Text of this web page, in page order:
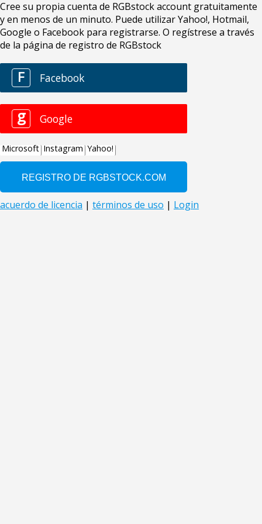
Cree su propia cuenta de RGBstock account gratuitamente
y en menos de un minuto. Puede utilizar Yahoo!, Hotmail,
Google o Facebook para registrarse. O regístrese a través
de la página de registro de RGBstock
F Facebook
g Google
Microsoft Instagram Yahoo!
acuerdo de licencia | términos de uso | Login